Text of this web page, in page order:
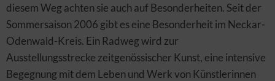
diesem Weg achten sie auch auf Besonderheiten. Seit der
Sommersaison 2006 gibt es eine Besonderheit im Neckar-
Odenwald-Kreis. Ein Radweg wird zur
Ausstellungsstrecke zeitgenössischer Kunst, eine intensive
Begegnung mit dem Leben und Werk von Künstlerinnen